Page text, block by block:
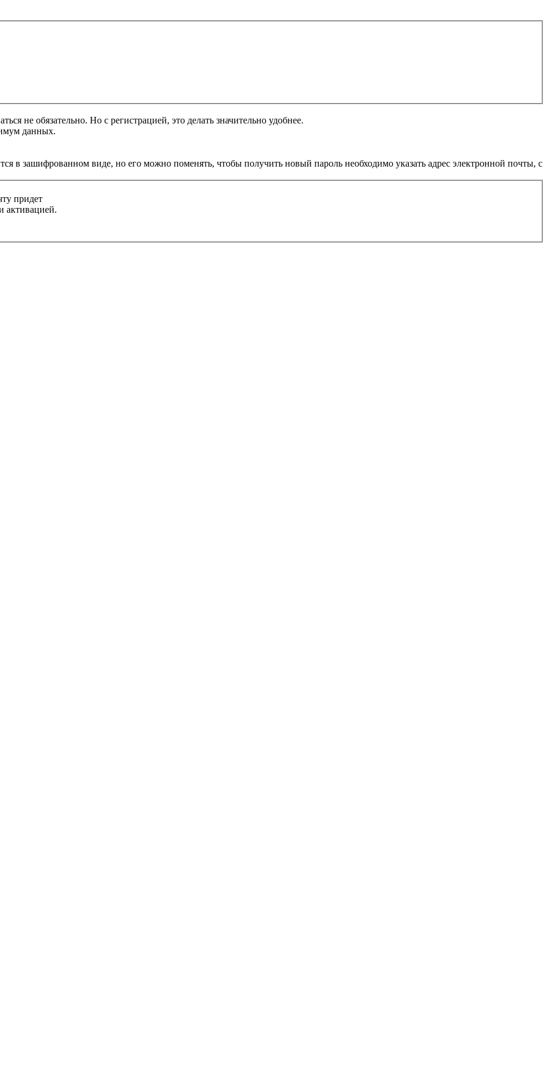
не обязательно. Но с регистрацией, это делать значительно удобнее.
данных.
в зашифрованном виде, но его можно поменять, чтобы получить новый пароль необходимо указать адрес электронной почты, с
придет
активацией.